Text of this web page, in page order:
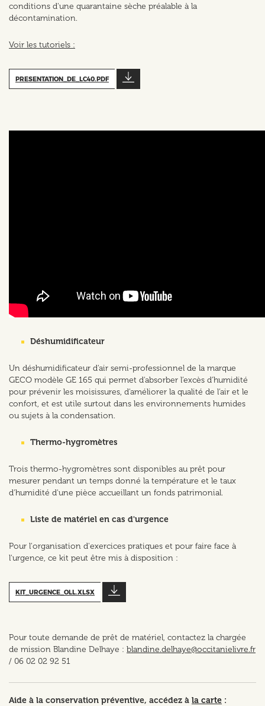
conditions d'une quarantaine sèche préalable à la
décontamination.
Voir les tutoriels :
PRESENTATION_DE_LC40.PDF
Déshumidificateur
Un déshumidificateur d'air semi-professionnel de la marque
GECO modèle GE 165 qui permet d'absorber l’excès d’humidité
pour prévenir les moisissures, d'améliorer la qualité de l’air et le
confort, et est utile surtout dans les environnements humides
ou sujets à la condensation.
Thermo-hygromètres
Trois thermo-hygromètres sont disponibles au prêt pour
mesurer pendant un temps donné la température et le taux
d'humidité d'une pièce accueillant un fonds patrimonial.
Liste de matériel en cas d'urgence
Pour l'organisation d'exercices pratiques et pour faire face à
l'urgence, ce kit peut être mis à disposition :
KIT_URGENCE_OLL.XLSX
Pour toute demande de prêt de matériel, contactez la chargée
de mission Blandine Delhaye : blandine.delhaye@occitanielivre.fr
/ 06 02 02 92 51
Aide à la conservation préventive, accédez à la carte :